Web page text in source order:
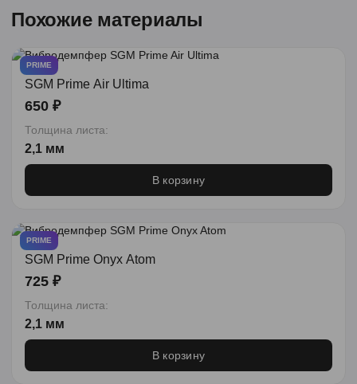
Похожие материалы
PRIME
SGM Prime Air Ultima
650 ₽
Толщина листа:
2,1 мм
В корзину
PRIME
SGM Prime Onyx Atom
725 ₽
Толщина листа:
2,1 мм
В корзину